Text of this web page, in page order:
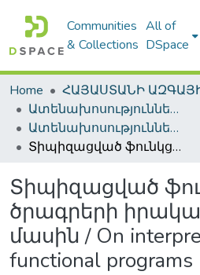
Communities
& Collections
All of
DSpace
Home
Ատենախոսություններ և սեղմագրեր / Theses & Abstracts
Ատենախոսություններ և սեղմագրեր / Theses & Abstracts
Տիպիզացված ֆունկցիոնալ ծրագրերի իրականացման մասին / On interpreters of typed functional programs
Տիպիզացված
ծրագրերի
մասին / On
functional programs